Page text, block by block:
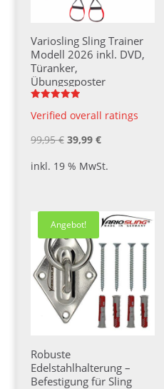
Variosling Sling Trainer
Modell 2026 inkl. DVD,
Türanker,
Übungsgposter
mit
Verified overall ratings
99,95€ Ursprünglicher
39,99 €Aktueller
inkl. 19 % MwSt.
Angebot!
Robuste
Edelstahlhalterung –
Befestigung für Sling